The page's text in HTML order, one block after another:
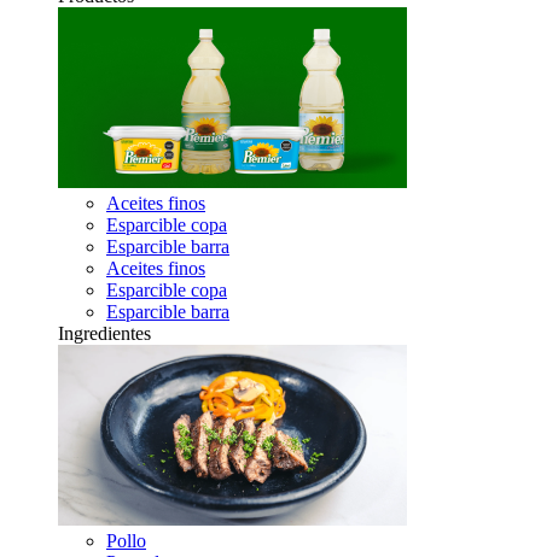
Aceites finos
Esparcible copa
Esparcible barra
Aceites finos
Esparcible copa
Esparcible barra
Ingredientes
Pollo